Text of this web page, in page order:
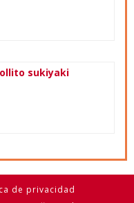
sukiyaki
de privacidad